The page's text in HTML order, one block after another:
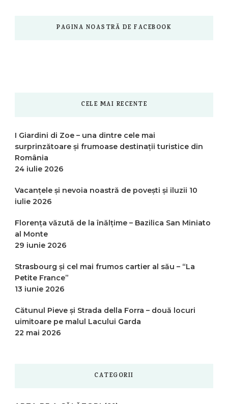
PAGINA NOASTRĂ DE FACEBOOK
CELE MAI RECENTE
I Giardini di Zoe – una dintre cele mai
surprinzătoare și frumoase destinații turistice din
România
24 iulie 2026
Vacanțele și nevoia noastră de povești și iluzii 10
iulie 2026
Florența văzută de la înălțime – Bazilica San Miniato
al Monte
29 iunie 2026
Strasbourg și cel mai frumos cartier al său – “La
Petite France”
13 iunie 2026
Cătunul Pieve și Strada della Forra – două locuri
uimitoare pe malul Lacului Garda
22 mai 2026
CATEGORII